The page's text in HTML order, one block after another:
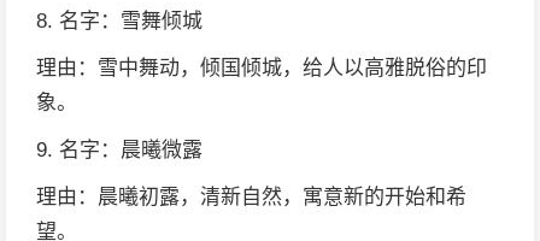
8. 名字：雪舞倾城
理由：雪中舞动，倾国倾城，给人以高雅脱俗的印
象。
9. 名字：晨曦微露
理由：晨曦初露，清新自然，寓意新的开始和希
望。